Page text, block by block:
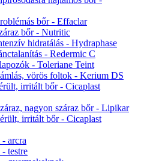
bőr - Effaclar
bőr - Nutritic
hidratálás - Hydraphase
- Redermic C
- Toleriane Teint
vörös foltok - Kerium DS
irritált bőr - Cicaplast
nagyon száraz bőr - Lipikar
irritált bőr - Cicaplast
arcra
testre